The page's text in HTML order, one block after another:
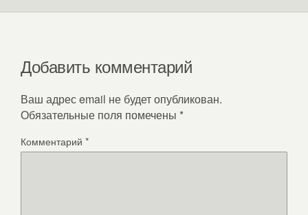
Добавить комментарий
Ваш адрес email не будет опубликован.
Обязательные поля помечены *
Комментарий *